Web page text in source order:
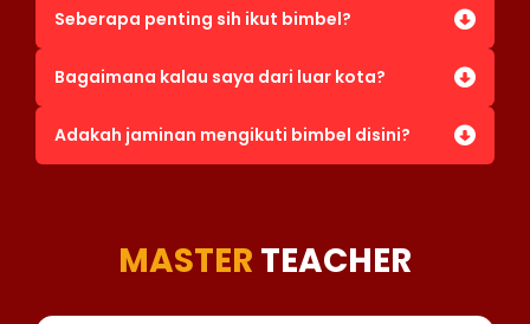
Seberapa penting sih ikut bimbel?
Bagaimana kalau saya dari luar kota?
Adakah jaminan mengikuti bimbel disini?
MASTER TEACHER